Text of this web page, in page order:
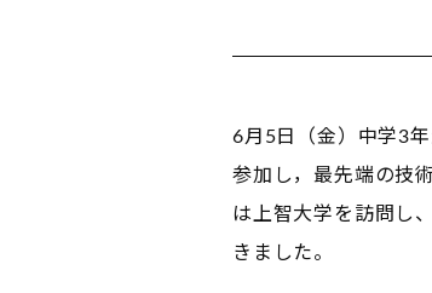
6月5日（金）中学3
参加し，最先端の技
は上智大学を訪問し
きました。